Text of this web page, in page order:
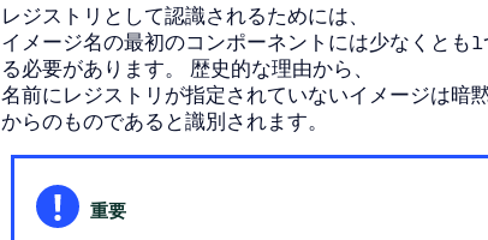
レジストリとして認識されるためには、
イメージ名の最初のコンポーネントには少なくとも
る必要があります。 歴史的な理由から、
名前にレジストリが指定されていないイメージは暗
からのものであると識別されます。